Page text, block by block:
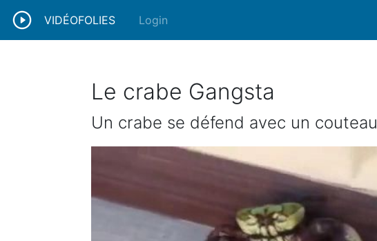
VIDÉOFOLIES Login
Le crabe Gangsta
Un crabe se défend avec un couteau